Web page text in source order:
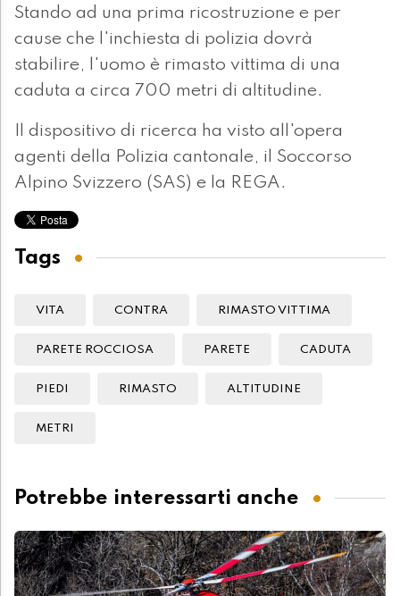
Stando ad una prima ricostruzione e per
cause che l'inchiesta di polizia dovrà
stabilire, l'uomo è rimasto vittima di una
caduta a circa 700 metri di altitudine.
Il dispositivo di ricerca ha visto all'opera
agenti della Polizia cantonale, il Soccorso
Alpino Svizzero (SAS) e la REGA.
Tags
VITA CONTRA RIMASTO VITTIMA
PARETE ROCCIOSA PARETE CADUTA
PIEDI RIMASTO ALTITUDINE
METRI
Potrebbe interessarti anche